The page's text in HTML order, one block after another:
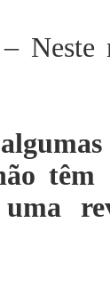
– Neste